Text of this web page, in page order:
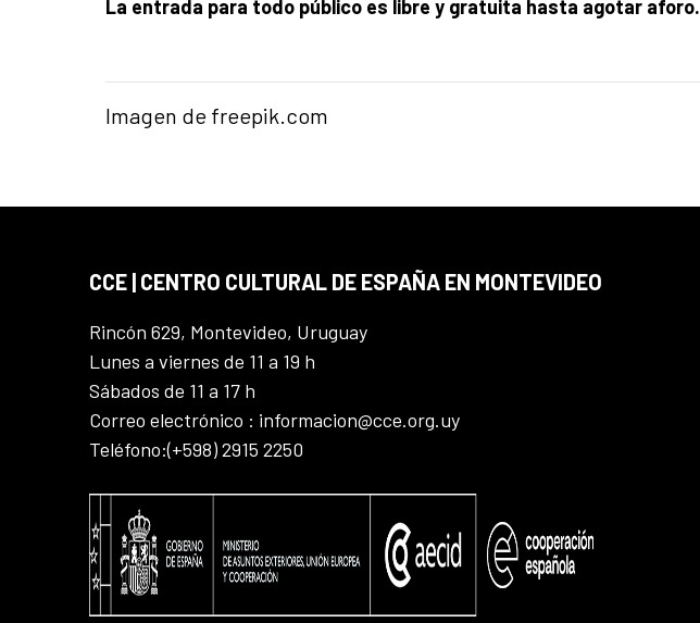
La entrada para todo público es libre y gratuita hasta agotar aforo.
Imagen de freepik.com
CCE | CENTRO CULTURAL DE ESPAÑA EN MONTEVIDEO
Rincón 629, Montevideo, Uruguay
Lunes a viernes de 11 a 19 h
Sábados de 11 a 17 h
Correo electrónico : informacion@cce.org.uy
Teléfono:(+598) 2915 2250